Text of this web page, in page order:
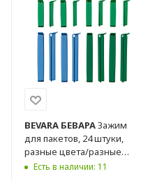
BEVARA БЕВАРАЗажим
для пакетов, 24 штуки,
разные цвета/разные
размеры
Есть в наличии: 11